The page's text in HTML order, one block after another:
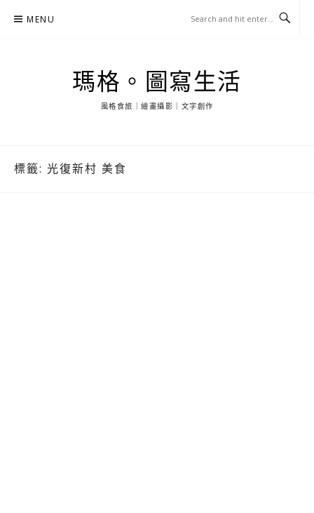
MENU
瑪格。圖寫生活
風格食旅｜繪畫攝影｜文字創作
標籤: 光復新村 美食